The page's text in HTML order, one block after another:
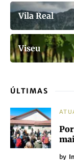
Vila Real
Viseu
ÚLTIMAS
by